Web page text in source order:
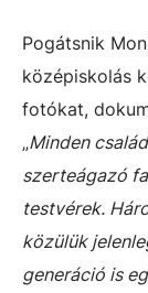
Pogátsnik
középiskolás
fotókat,
„Minden
szerteágazó
testvérek.
közülük
generáció is